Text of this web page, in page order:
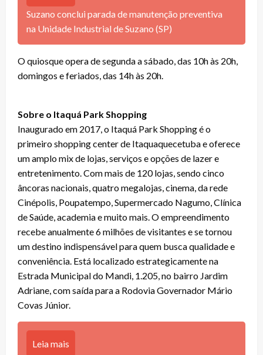
Suzano conclui parada de manutenção preventiva
na Unidade Industrial de Suzano (SP)
O quiosque opera de segunda a sábado, das 10h às 20h,
domingos e feriados, das 14h às 20h.
Sobre o Itaquá Park Shopping
Inaugurado em 2017, o Itaquá Park Shopping é o
primeiro shopping center de Itaquaquecetuba e oferece
um amplo mix de lojas, serviços e opções de lazer e
entretenimento. Com mais de 120 lojas, sendo cinco
âncoras nacionais, quatro megalojas, cinema, da rede
Cinépolis, Poupatempo, Supermercado Nagumo, Clínica
de Saúde, academia e muito mais. O empreendimento
recebe anualmente 6 milhões de visitantes e se tornou
um destino indispensável para quem busca qualidade e
conveniência. Está localizado estrategicamente na
Estrada Municipal do Mandi, 1.205, no bairro Jardim
Adriane, com saída para a Rodovia Governador Mário
Covas Júnior.
Leia mais